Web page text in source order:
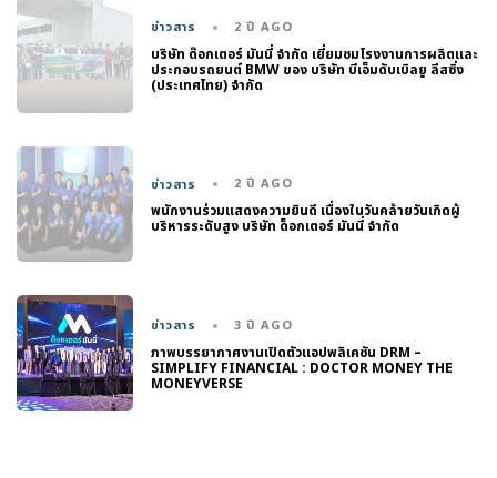
ข่าวสาร 2 ปี AGO
บริษัท ด๊อกเตอร์ มันนี่ จำกัด เยี่ยมชมโรงงานการผลิตและ
ประกอบรถยนต์ BMW ของ บริษัท บีเอ็มดับเบิลยู ลีสซิ่ง
(ประเทศไทย) จำกัด
ข่าวสาร 2 ปี AGO
พนักงานร่วมแสดงความยินดี เนื่องในวันคล้ายวันเกิดผู้
บริหารระดับสูง บริษัท ด็อกเตอร์ มันนี่ จำกัด
ข่าวสาร 3 ปี AGO
ภาพบรรยากาศงานเปิดตัวแอปพลิเคชัน DRM –
SIMPLIFY FINANCIAL : DOCTOR MONEY THE
MONEYVERSE